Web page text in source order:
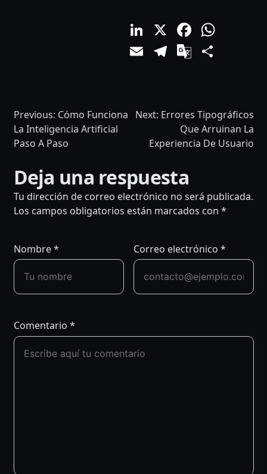
LinkedIn
X
EmailTelegram
Google
NAVEGACIÓN
DE
ENTRADAS
Previous: Cómo Funciona
La Inteligencia Artificial
Paso A Paso
Next: Errores Tipográficos
Que Arruinan La
Experiencia De Usuario
Deja una respuesta
Tu dirección de correo electrónico no será publicada.
Los campos obligatorios están marcados con *
Nombre* Correo electrónico *
Comentario *